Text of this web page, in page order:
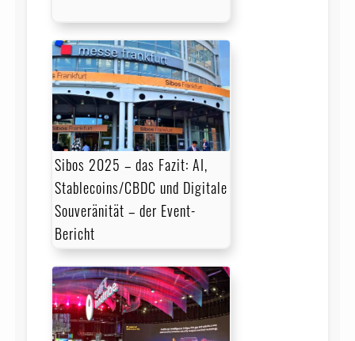
Sibos 2025 – das Fazit: AI,
Stablecoins/CBDC und Digitale
Souveränität – der Event-
Bericht